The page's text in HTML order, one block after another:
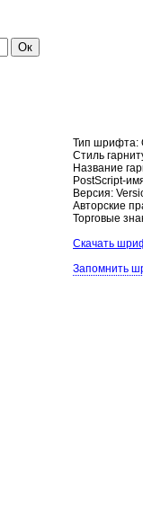
Ок
Тип шрифта:
Стиль
Название
PostScript-
Версия:
Авторские
Торговые
Скачать
Запомнить